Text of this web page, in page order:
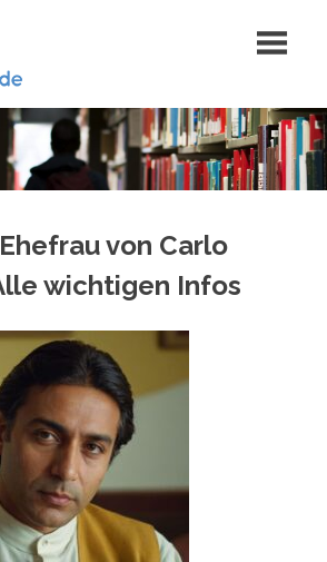
Fernstudium
und Bachelor
von Carlo
wichtigen Infos